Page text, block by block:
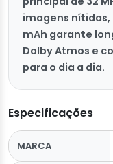
imagens
mAh garante
Dolby Atmos e
para o dia a dia.
Especificações
MARCA